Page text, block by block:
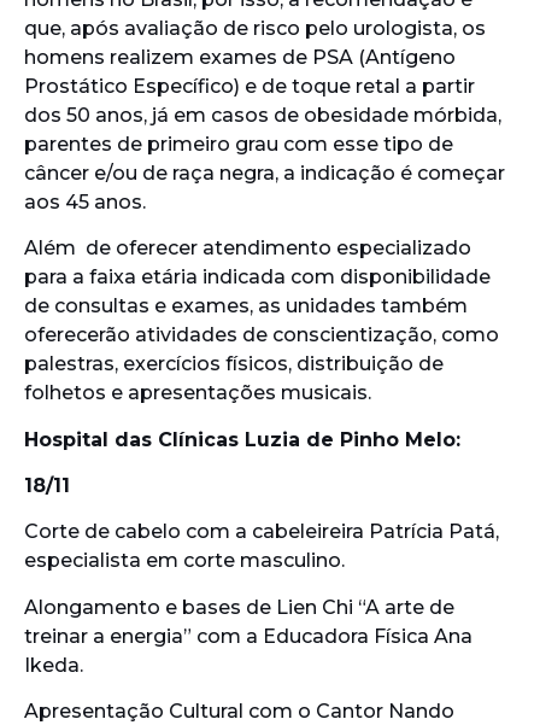
que, após avaliação de risco pelo urologista, os
homens realizem exames de PSA (Antígeno
Prostático Específico) e de toque retal a partir
dos 50 anos, já em casos de obesidade mórbida,
parentes de primeiro grau com esse tipo de
câncer e/ou de raça negra, a indicação é começar
aos 45 anos.
Além de oferecer atendimento especializado
para a faixa etária indicada com disponibilidade
de consultas e exames, as unidades também
oferecerão atividades de conscientização, como
palestras, exercícios físicos, distribuição de
folhetos e apresentações musicais.
Hospital das Clínicas Luzia de Pinho Melo:
18/11
Corte de cabelo com a cabeleireira Patrícia Patá,
especialista em corte masculino.
Alongamento e bases de Lien Chi “A arte de
treinar a energia” com a Educadora Física Ana
Ikeda.
Apresentação Cultural com o Cantor Nando